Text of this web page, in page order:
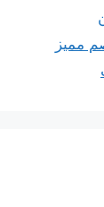
مميز